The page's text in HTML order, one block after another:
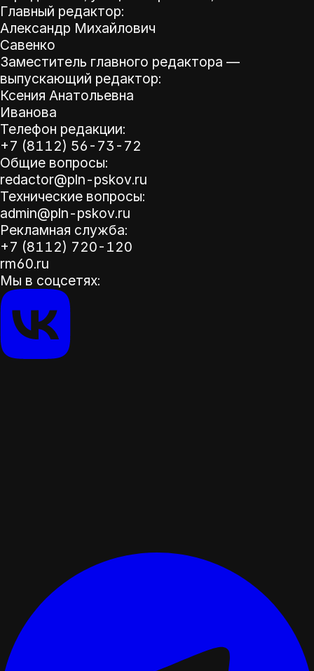
Главный редактор:
Александр Михайлович
Савенко
Заместитель главного редактора —
выпускающий редактор:
Ксения Анатольевна
Иванова
Телефон редакции:
+7 (8112) 56-73-72
Общие вопросы:
redactor@pln-pskov.ru
Технические вопросы:
admin@pln-pskov.ru
Рекламная служба:
+7 (8112) 720-120
rm60.ru
Мы в соцсетях: